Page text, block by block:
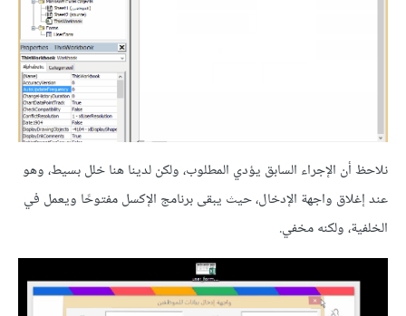
نلاحظ أن الإجراء السابق يؤدي المطلوب، ولكن لدينا هنا خلل بسيط، وهو
عند إغلاق واجهة الإدخال، حيث يبقى برنامج الإكسل مفتوحًا ويعمل في
الخلفية، ولكنه مخفي.